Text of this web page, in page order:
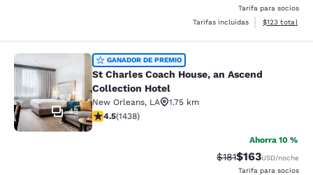
Tarifa para socios
Tarifas incluidas
Ver detalles
$123 total
St Charles Coach House, an
43
GANADOR DE PREMIO
St Charles Coach House, an Ascend
Collection Hotel
New Orleans, LA
1.75 km
calificación de 4.54 estrellas. Excelente. 1438 reseñas
4.5(1438)
Ahorra 10 %
Precio tachado:
$181Precio con
$163USD/noche
Tarifa para socios